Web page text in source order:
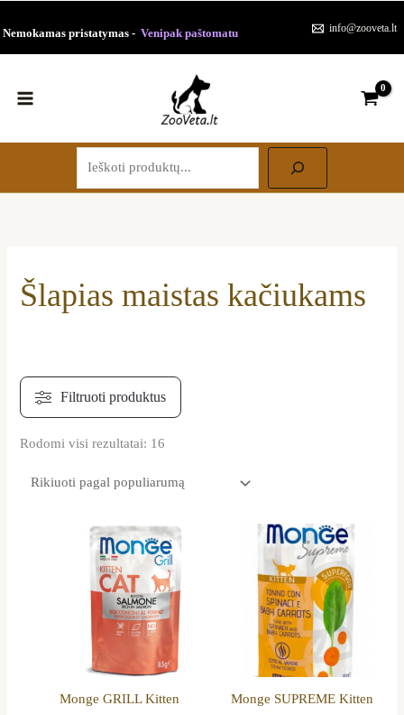
prie
Nemokamas pristatymas - Venipak paštomatu info@zooveta.lt
Šlapias maistas kačiukams
Rodomi visi rezultatai: 16
pagal
Monge GRILL Kitten
Price
range:
10,59 €
through
18,99 €
This
product
has
multiple
variants.
options
may
Monge SUPREME Kitten